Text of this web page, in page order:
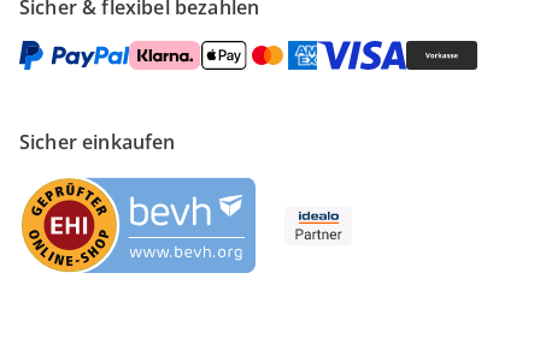
Sicher & flexibel bezahlen
Sicher einkaufen